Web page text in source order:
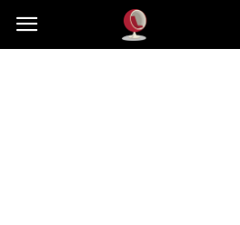
Dekoteria.pl